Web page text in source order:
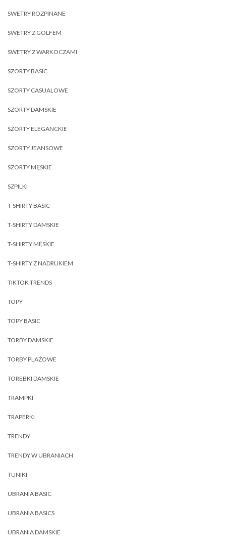
SWETRY ROZPINANE
SWETRY Z GOLFEM
SWETRY Z WARKOCZAMI
SZORTY BASIC
SZORTY CASUALOWE
SZORTY DAMSKIE
SZORTY ELEGANCKIE
SZORTY JEANSOWE
SZORTY MĘSKIE
SZPILKI
T-SHIRTY BASIC
T-SHIRTY DAMSKIE
T-SHIRTY MĘSKIE
T-SHIRTY Z NADRUKIEM
TIKTOK TRENDS
TOPY
TOPY BASIC
TORBY DAMSKIE
TORBY PLAŻOWE
TOREBKI DAMSKIE
TRAMPKI
TRAPERKI
TRENDY
TRENDY W UBRANIACH
TUNIKI
UBRANIA BASIC
UBRANIA BASICS
UBRANIA DAMSKIE